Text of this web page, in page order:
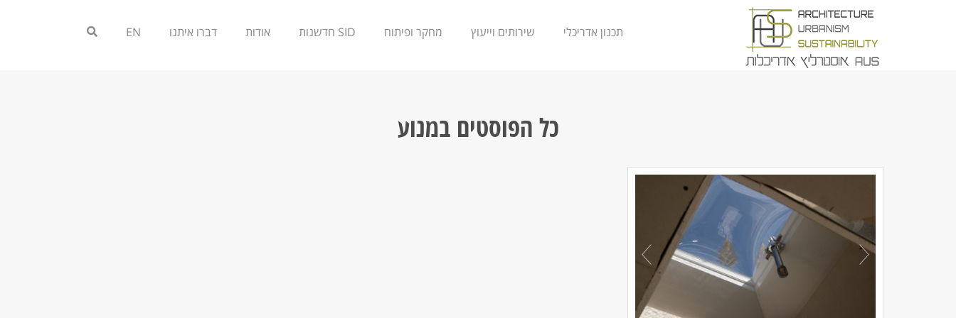
תכנון אדריכלי שירותים וייעוץ מחקר ופיתוח SID חדשנות אודות דברו איתנו EN
כל הפוסטים במנוע